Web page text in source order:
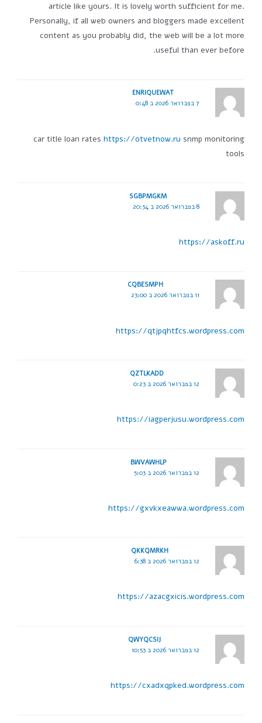
article like yours. It is lovely worth sufficient for me.
Personally, if all web owners and bloggers made excellent
content as you probably did, the web will be a lot more
useful than ever before.
ENRIQUEWAT
7 בפברואר 2026 ב 0:48
car title loan rates https://otvetnow.ru snmp monitoring
tools
SGBPMGKM
8 בפברואר 2026 ב 20:34
https://askoff.ru
CQBESMPH
11 בפברואר 2026 ב 23:00
https://qtjpqhtfcs.wordpress.com
QZTLKADD
12 בפברואר 2026 ב 0:23
https://iagperjusu.wordpress.com
BWVAWHLP
12 בפברואר 2026 ב 5:03
https://gxvkxeawwa.wordpress.com
QKKQMRKH
12 בפברואר 2026 ב 6:38
https://azacgxicis.wordpress.com
QWYQCSIJ
12 בפברואר 2026 ב 10:53
https://cxadxqpked.wordpress.com